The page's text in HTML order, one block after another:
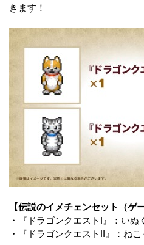
きます！
【伝説のイメチェンセット（ゲ
・『ドラゴンクエストI』：い
・『ドラゴンクエストII』：